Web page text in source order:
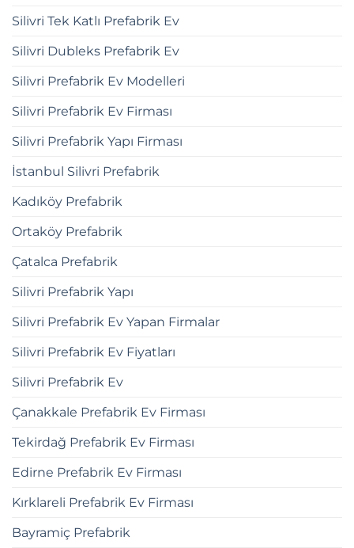
Silivri Tek Katlı Prefabrik Ev
Silivri Dubleks Prefabrik Ev
Silivri Prefabrik Ev Modelleri
Silivri Prefabrik Ev Firması
Silivri Prefabrik Yapı Firması
İstanbul Silivri Prefabrik
Kadıköy Prefabrik
Ortaköy Prefabrik
Çatalca Prefabrik
Silivri Prefabrik Yapı
Silivri Prefabrik Ev Yapan Firmalar
Silivri Prefabrik Ev Fiyatları
Silivri Prefabrik Ev
Çanakkale Prefabrik Ev Firması
Tekirdağ Prefabrik Ev Firması
Edirne Prefabrik Ev Firması
Kırklareli Prefabrik Ev Firması
Bayramiç Prefabrik